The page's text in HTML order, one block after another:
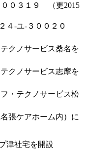
００３１９ （更2015
４-ユ-３００２０
クノサービス桑名を
クノサービス志摩を
・テクノサービス松
張ケアホーム内）に
津社宅を開設